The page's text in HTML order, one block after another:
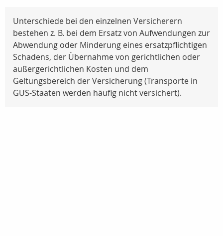
Unterschiede bei den einzelnen Versicherern
bestehen z. B. bei dem Ersatz von Aufwendungen zur
Abwendung oder Minderung eines ersatzpflichtigen
Schadens, der Übernahme von gerichtlichen oder
außergerichtlichen Kosten und dem
Geltungsbereich der Versicherung (Transporte in
GUS-Staaten werden häufig nicht versichert).